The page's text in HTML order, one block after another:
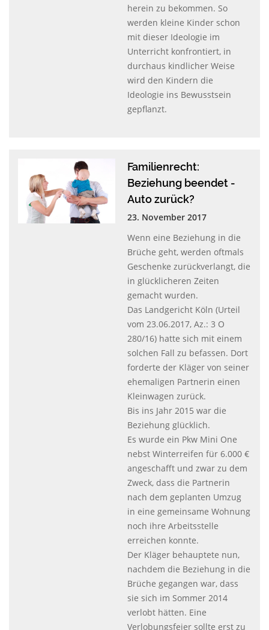
herein zu bekommen. So
werden kleine Kinder schon
mit dieser Ideologie im
Unterricht konfrontiert, in
durchaus kindlicher Weise
wird den Kindern die
Ideologie ins Bewusstsein
gepflanzt.
Familienrecht:
Beziehung beendet -
Auto zurück?
23. November 2017
Wenn eine Beziehung in die
Brüche geht, werden oftmals
Geschenke zurückverlangt, die
in glücklicheren Zeiten
gemacht wurden.
Das Landgericht Köln (Urteil
vom 23.06.2017, Az.: 3 O
280/16) hatte sich mit einem
solchen Fall zu befassen. Dort
forderte der Kläger von seiner
ehemaligen Partnerin einen
Kleinwagen zurück.
Bis ins Jahr 2015 war die
Beziehung glücklich.
Es wurde ein Pkw Mini One
nebst Winterreifen für 6.000 €
angeschafft und zwar zu dem
Zweck, dass die Partnerin
nach dem geplanten Umzug
in eine gemeinsame Wohnung
noch ihre Arbeitsstelle
erreichen konnte.
Der Kläger behauptete nun,
nachdem die Beziehung in die
Brüche gegangen war, dass
sie sich im Sommer 2014
verlobt hätten. Eine
Verlobungsfeier sollte erst zu